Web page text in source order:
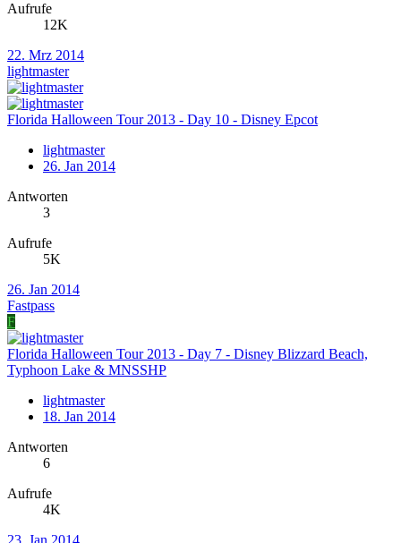
Aufrufe
12K
22. Mrz 2014
lightmaster
Florida Halloween Tour 2013 - Day 10 - Disney Epcot
lightmaster
26. Jan 2014
Antworten
3
Aufrufe
5K
26. Jan 2014
Fastpass
F
Florida Halloween Tour 2013 - Day 7 - Disney Blizzard Beach,
Typhoon Lake & MNSSHP
lightmaster
18. Jan 2014
Antworten
6
Aufrufe
4K